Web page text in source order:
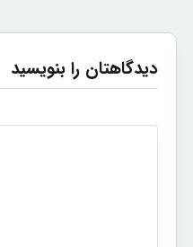
دیدگاهتان را بنویسید